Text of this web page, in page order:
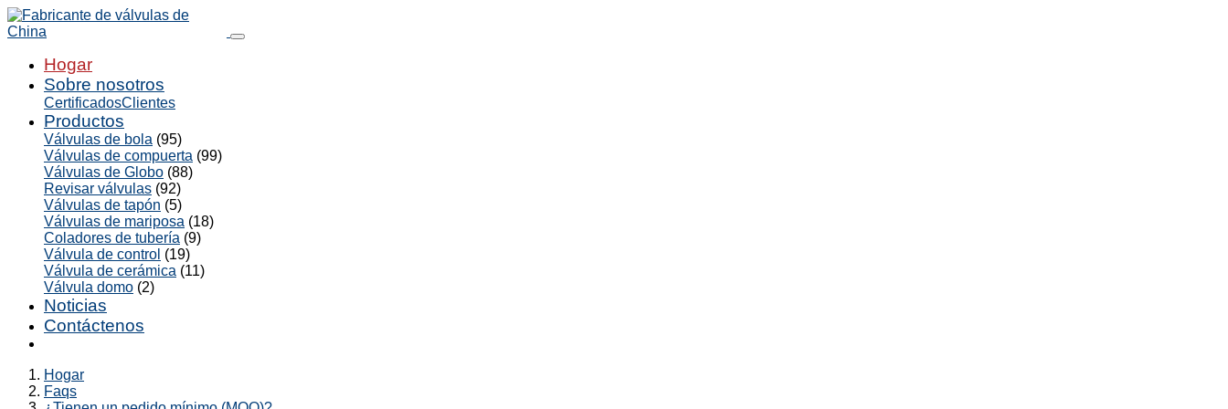
Hogar
Sobre nosotros
CertificadosClientes
Productos
Válvulas de bola (95)
Válvulas de compuerta (99)
Válvulas de Globo (88)
Revisar válvulas (92)
Válvulas de tapón (5)
Válvulas de mariposa (18)
Coladores de tubería (9)
Válvula de control (19)
Válvula de cerámica (11)
Válvula domo (2)
Noticias
Contáctenos
Hogar
Faqs